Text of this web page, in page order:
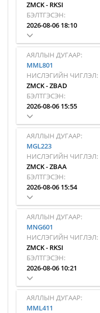
ZMCK- RKSI
БЭЛТГЭСЭН:
2026-08-06 18:10
АЯЛЛЫН ДУГААР:
MML801
НИСЛЭГИЙН ЧИГЛЭЛ:
ZMCK-ZBAD
БЭЛТГЭСЭН:
2026-08-06 15:55
АЯЛЛЫН ДУГААР:
MGL223
НИСЛЭГИЙН ЧИГЛЭЛ:
ZMCK-ZBAA
БЭЛТГЭСЭН:
2026-08-06 15:54
АЯЛЛЫН ДУГААР:
MNG601
НИСЛЭГИЙН ЧИГЛЭЛ:
ZMCK- RKSI
БЭЛТГЭСЭН:
2026-08-06 10:21
АЯЛЛЫН ДУГААР:
MML411